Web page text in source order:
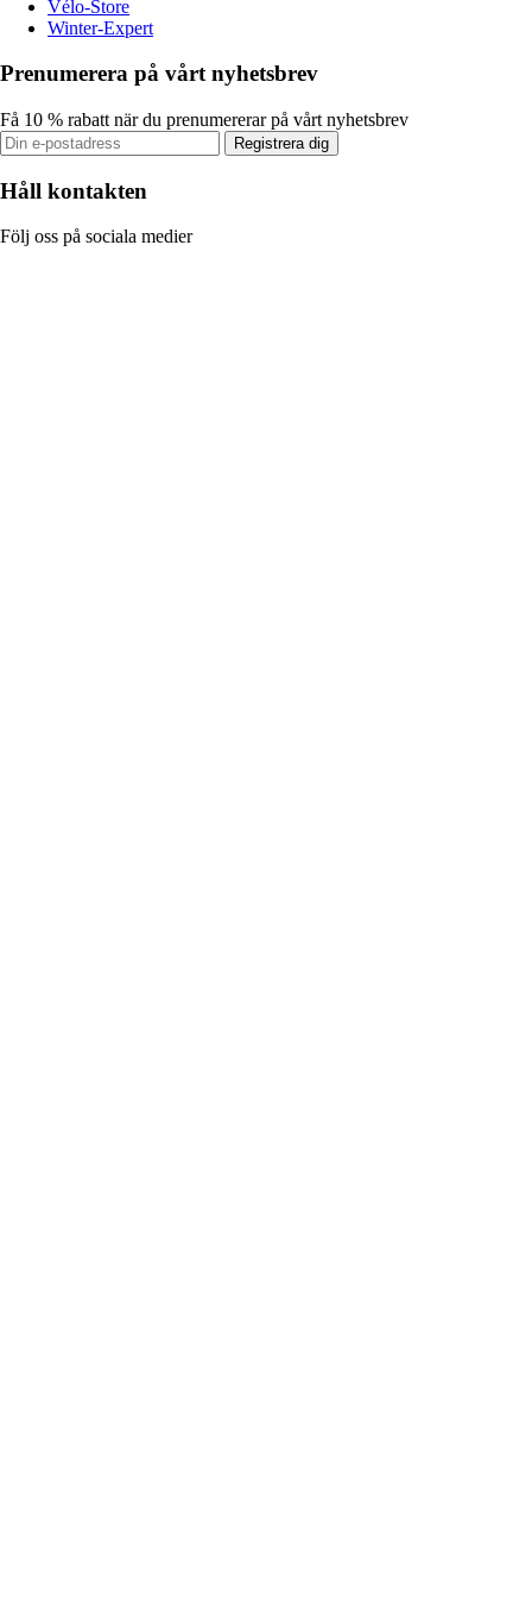
Vélo-Store
Winter-Expert
Prenumerera på vårt nyhetsbrev
Få 10 % rabatt när du prenumererar på vårt nyhetsbrev
Registrera dig
Håll kontakten
Följ oss på sociala medier